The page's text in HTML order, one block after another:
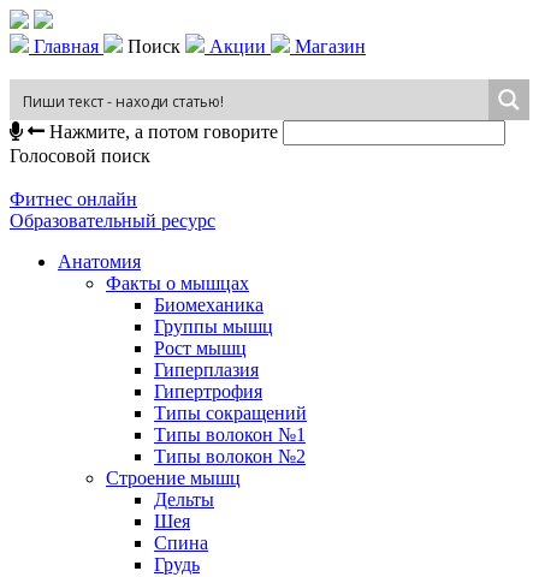
Главная Поиск Акции Магазин
Нажмите, а потом говорите
Голосовой поиск
Фитнес онлайн
Образовательный ресурс
Анатомия
Факты о мышцах
Биомеханика
Группы мышц
Рост мышц
Гиперплазия
Гипертрофия
Типы сокращений
Типы волокон №1
Типы волокон №2
Строение мышц
Дельты
Шея
Спина
Грудь